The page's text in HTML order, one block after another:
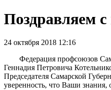
Поздравляем
24 октября 2018 12:16
Федерация профсоюзов
Геннадия Петровича
Председателя Самарской
уверенность, что Ваши знания,